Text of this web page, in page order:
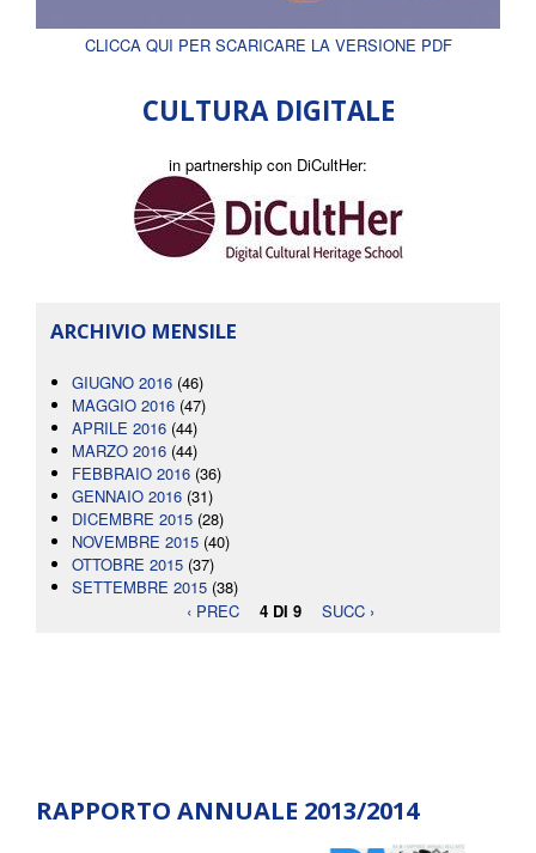
CLICCA QUI PER SCARICARE LA VERSIONE PDF
CULTURA DIGITALE
in partnership con DiCultHer:
ARCHIVIO MENSILE
GIUGNO 2016 (46)
MAGGIO 2016 (47)
APRILE 2016 (44)
MARZO 2016 (44)
FEBBRAIO 2016 (36)
GENNAIO 2016 (31)
DICEMBRE 2015 (28)
NOVEMBRE 2015 (40)
OTTOBRE 2015 (37)
SETTEMBRE 2015 (38)
‹ PREC
4 DI 9 SUCC ›
RAPPORTO ANNUALE 2013/2014